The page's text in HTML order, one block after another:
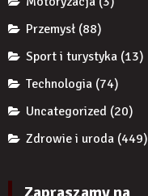
Przemysł (88)
Sport i turystyka (13)
Technologia (74)
Uncategorized (20)
Zdrowie i uroda (449)